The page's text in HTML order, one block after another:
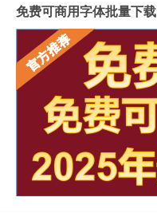
免费可商用字体批量下载